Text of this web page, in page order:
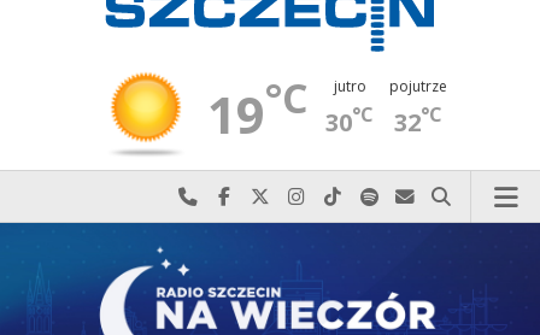
19°C jutro
30°C
pojutrze
32°C
Najlepiej po prostu do nas zadzwoń
Odwiedź nas na Facebook-u
Odwiedź nas na X
Odwiedź nas na Instagram-ie
Odwiedź nas na TikTok-u
Szukaj nas na Spotify
Wyślij do nas
Szukaj